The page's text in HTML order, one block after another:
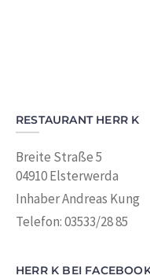
RESTAURANT HERR K
Breite Straße 5
04910 Elsterwerda
Inhaber Andreas Kung
Telefon: 03533/28 85
HERR K BEI